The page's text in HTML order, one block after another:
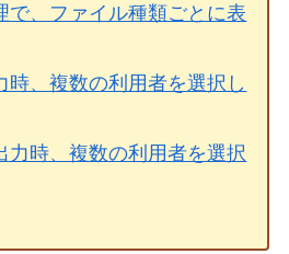
で、ファイル種類ごとに表
時、複数の利用者を選択し
力時、複数の利用者を選択